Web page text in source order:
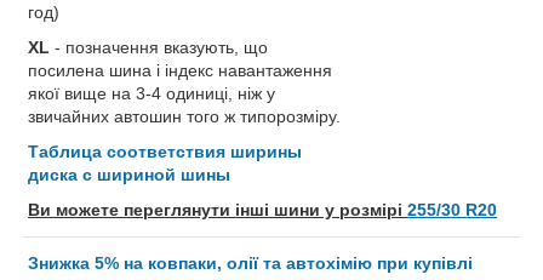
год)
XL - позначення вказують, що
посилена шина і індекс навантаження
якої вище на 3-4 одиниці, ніж у
звичайних автошин того ж типорозміру.
Таблица соответствия ширины
диска с шириной шины
Ви можете переглянути інші шини у розмірі 255/30 R20
Знижка 5% на ковпаки, олії та автохімію при купівлі